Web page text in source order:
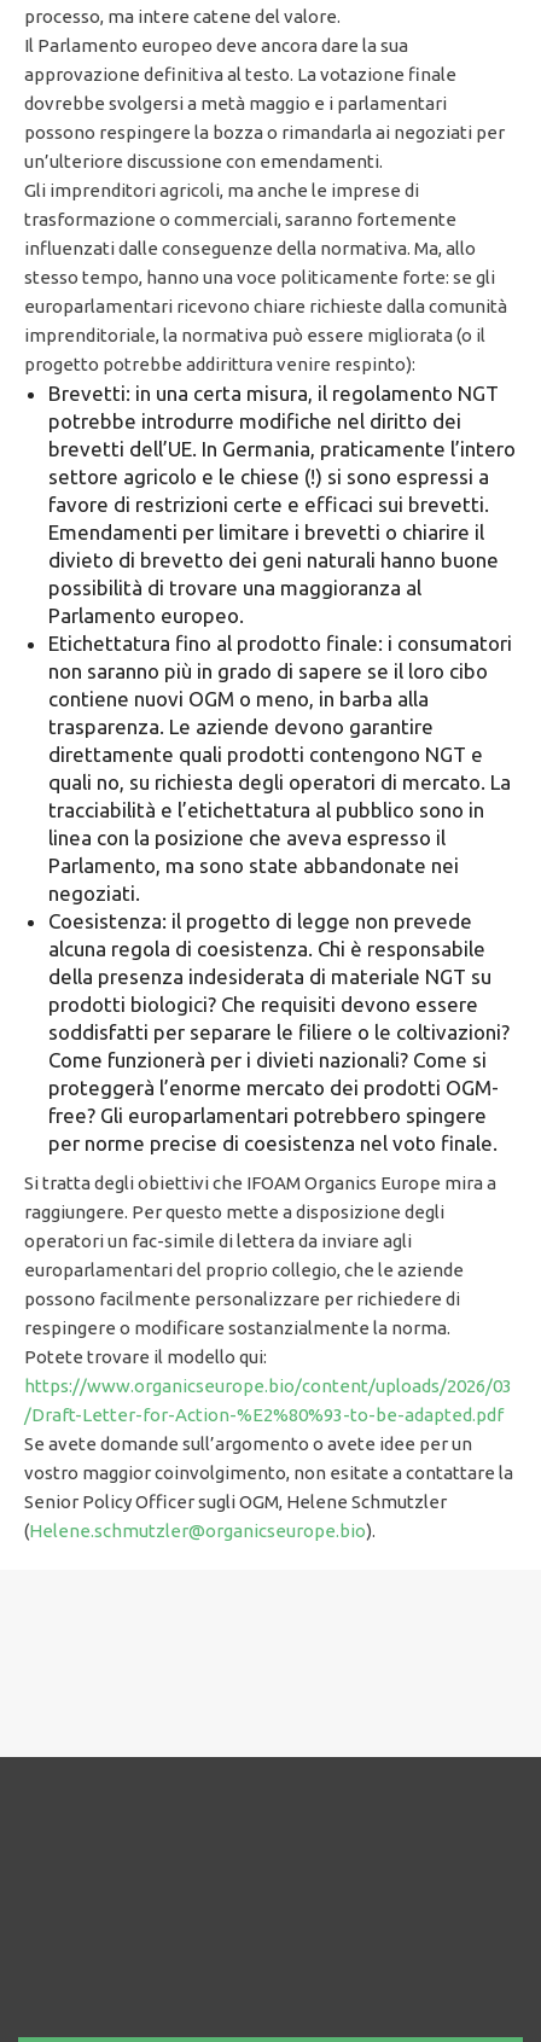
processo, ma intere catene del valore.
Il Parlamento europeo deve ancora dare la sua
approvazione definitiva al testo. La votazione finale
dovrebbe svolgersi a metà maggio e i parlamentari
possono respingere la bozza o rimandarla ai negoziati per
un’ulteriore discussione con emendamenti.
Gli imprenditori agricoli, ma anche le imprese di
trasformazione o commerciali, saranno fortemente
influenzati dalle conseguenze della normativa. Ma, allo
stesso tempo, hanno una voce politicamente forte: se gli
europarlamentari ricevono chiare richieste dalla comunità
imprenditoriale, la normativa può essere migliorata (o il
progetto potrebbe addirittura venire respinto):
Brevetti: in una certa misura, il regolamento NGT
potrebbe introdurre modifiche nel diritto dei
brevetti dell’UE. In Germania, praticamente l’intero
settore agricolo e le chiese (!) si sono espressi a
favore di restrizioni certe e efficaci sui brevetti.
Emendamenti per limitare i brevetti o chiarire il
divieto di brevetto dei geni naturali hanno buone
possibilità di trovare una maggioranza al
Parlamento europeo.
Etichettatura fino al prodotto finale: i consumatori
non saranno più in grado di sapere se il loro cibo
contiene nuovi OGM o meno, in barba alla
trasparenza. Le aziende devono garantire
direttamente quali prodotti contengono NGT e
quali no, su richiesta degli operatori di mercato. La
tracciabilità e l’etichettatura al pubblico sono in
linea con la posizione che aveva espresso il
Parlamento, ma sono state abbandonate nei
negoziati.
Coesistenza: il progetto di legge non prevede
alcuna regola di coesistenza. Chi è responsabile
della presenza indesiderata di materiale NGT su
prodotti biologici? Che requisiti devono essere
soddisfatti per separare le filiere o le coltivazioni?
Come funzionerà per i divieti nazionali? Come si
proteggerà l’enorme mercato dei prodotti OGM-
free? Gli europarlamentari potrebbero spingere
per norme precise di coesistenza nel voto finale.
Si tratta degli obiettivi che IFOAM Organics Europe mira a
raggiungere. Per questo mette a disposizione degli
operatori un fac-simile di lettera da inviare agli
europarlamentari del proprio collegio, che le aziende
possono facilmente personalizzare per richiedere di
respingere o modificare sostanzialmente la norma.
Potete trovare il modello qui:
https://www.organicseurope.bio/content/uploads/2026/03
/Draft-Letter-for-Action-%E2%80%93-to-be-adapted.pdf
Se avete domande sull’argomento o avete idee per un
vostro maggior coinvolgimento, non esitate a contattare la
Senior Policy Officer sugli OGM, Helene Schmutzler
(Helene.schmutzler@organicseurope.bio).